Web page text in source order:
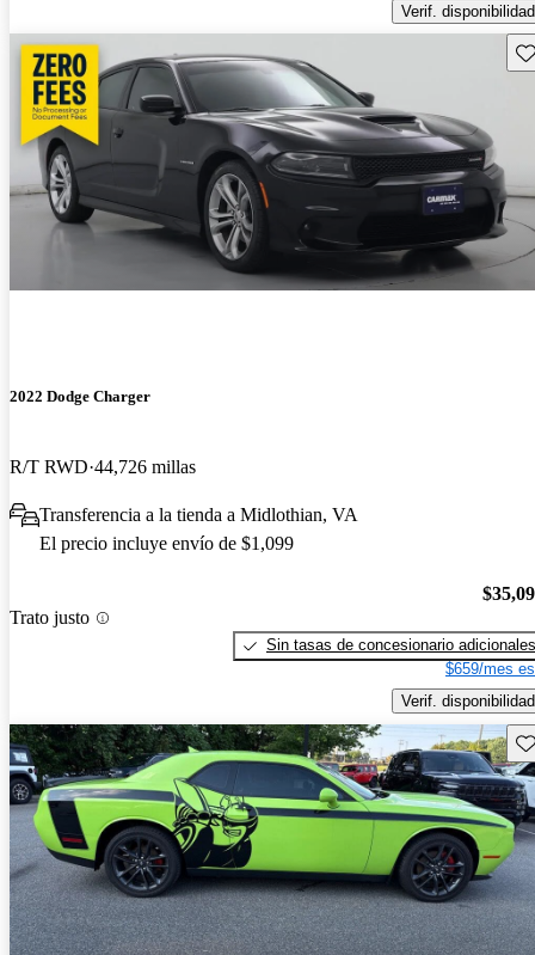
Verif. disponibilidad
2022 Dodge Charger
R/T RWD 44,726 millas
Transferencia a la tienda a Midlothian, VA
El precio incluye envío de $1,099
Trato justo
Sin tasas de concesionario adicionales
$659/mes
Verif. disponibilidad